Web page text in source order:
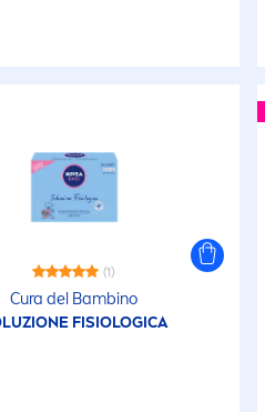
riciclato
resistente
(1)
Cura del Bambino
FISIOLOGICA